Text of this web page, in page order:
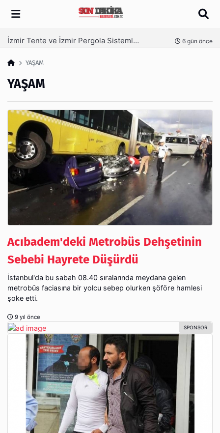
Arama
İzmir Tente ve İzmir Pergola Sistemleri ile Açık Alanlarınızı Dört Mevsim Kullanın 6 gün önce
YAŞAM
YAŞAM
Acıbadem'deki Metrobüs Dehşetinin
Sebebi Hayrete Düşürdü
İstanbul'da bu sabah 08.40 sıralarında meydana gelen
metrobüs faciasına bir yolcu sebep olurken şöföre hamlesi
şoke etti.
9 yıl önce